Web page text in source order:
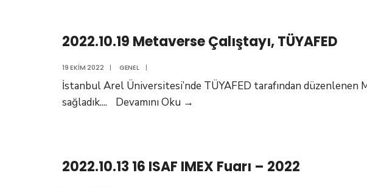
Ziyareti
2022.10.19 Metaverse Çalıştayı, TÜYAFED
19 EKIM 2022 | GENEL |
İstanbul Arel Üniversitesi’nde TÜYAFED tarafından düzenlenen
sağladık.... Devamını Oku →
2022.10.13 16 ISAF IMEX Fuarı – 2022